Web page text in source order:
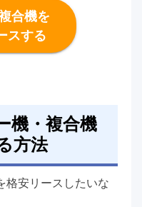
合機を
スする
機・複合機
方法
格安リースしたいな